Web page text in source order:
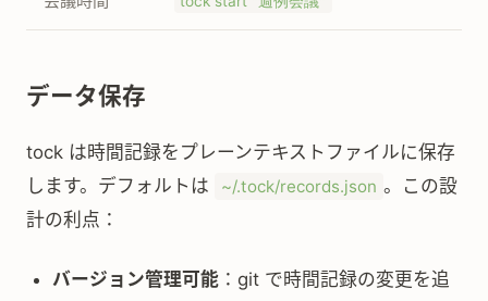
データ保存
tock は時間記録をプレーンテキストファイルに保存
します。デフォルトは
~/.tock/records.json 。この設
計の利点：
バージョン管理可能 ：git で時間記録の変更を追